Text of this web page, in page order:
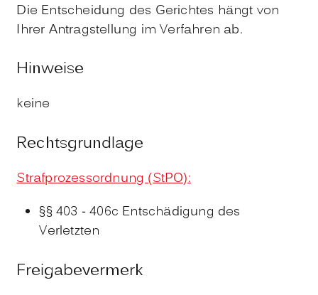
Die Entscheidung des Gerichtes hängt von
Ihrer Antragstellung im Verfahren ab.
Hinweise
keine
Rechtsgrundlage
Strafprozessordnung (StPO):
§§ 403 - 406c Entschädigung des
Verletzten
Freigabevermerk